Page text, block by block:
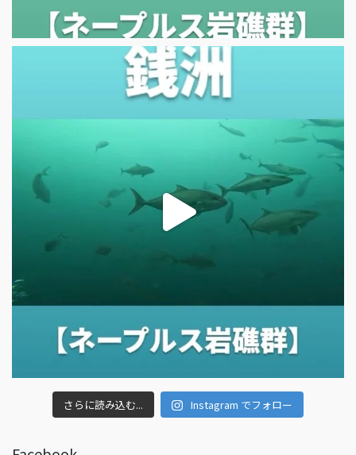
さらに読み込む... Instagram でフォロー